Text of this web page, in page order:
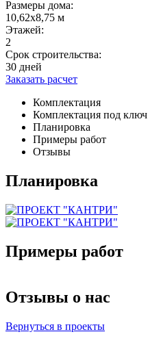
Размеры дома:
10,62х8,75 м
Этажей:
2
Срок строительства:
30 дней
Заказать расчет
Комплектация
Комплектация под ключ
Планировка
Примеры работ
Отзывы
Планировка
Примеры работ
Отзывы о нас
Вернуться в проекты